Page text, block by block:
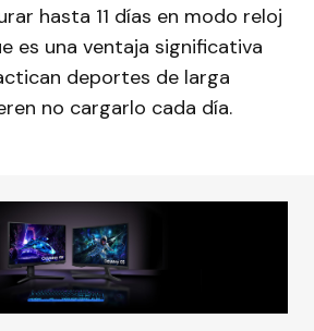
hasta 11 días en modo reloj
es una ventaja significativa
deportes de larga
no cargarlo cada día.